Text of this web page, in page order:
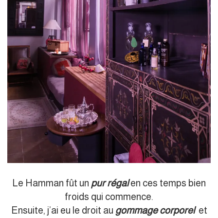
Le Hamman fût un pur régal en ces temps bien
froids qui commence.
Ensuite, j’ai eu le droit au gommage corporelet